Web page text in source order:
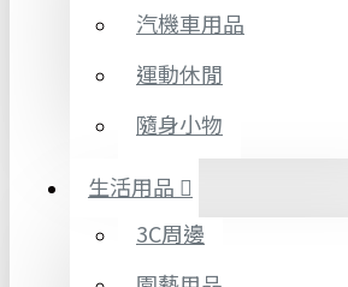
汽機車用品
運動休閒
隨身小物
生活用品
3C周邊